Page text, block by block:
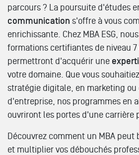
parcours ? La poursuite d'études
communication s'offre à vous
enrichissante. Chez MBA ESG,
formations certifiantes de niveau 7
permettront d'acquérir une
votre domaine. Que vous
stratégie digitale, en marketing
d'entreprise, nos programmes en
ouvriront les portes d'une carrière
Découvrez comment un MBA peut
et multiplier vos débouchés